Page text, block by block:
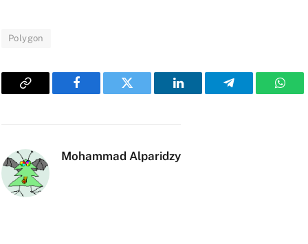
Polygon
Copy
Facebook Twitter LinkedIn Telegram
Mohammad Alparidzy